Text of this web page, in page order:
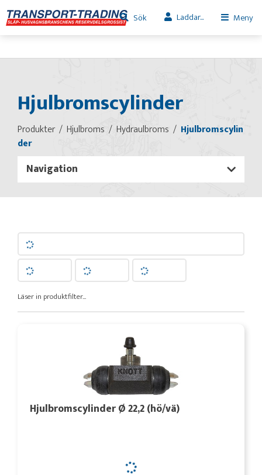
Sök Laddar... Meny
Hjulbromscylinder
Produkter Hjulbroms Hydraulbroms
Hjulbromscylin
der
Navigation
Läser in produktfilter...
Hjulbromscylinder Ø 22,2 (hö/vä)